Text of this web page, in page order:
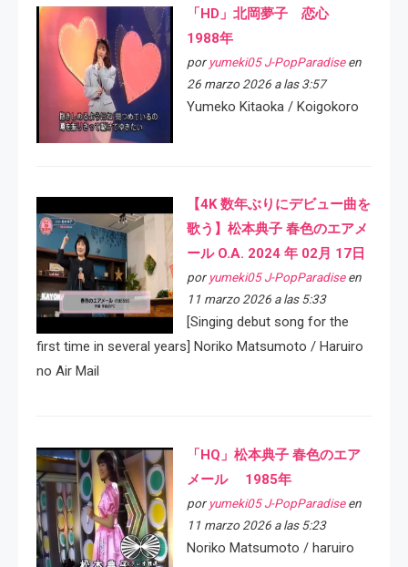
「HD」北岡夢子 恋心
1988年
por yumeki05 J-PopParadiseen
26 marzo 2026 a las 3:57
Yumeko Kitaoka / Koigokoro
【4K 数年ぶりにデビュー曲を
歌う】松本典子 春色のエアメ
ール O.A. 2024 年 02月 17日
por yumeki05 J-PopParadiseen
11 marzo 2026 a las 5:33
[Singing debut song for the
first time in several years] Noriko Matsumoto / Haruiro
no Air Mail
「HQ」松本典子 春色のエア
メール 1985年
por yumeki05 J-PopParadiseen
11 marzo 2026 a las 5:23
Noriko Matsumoto / haruiro